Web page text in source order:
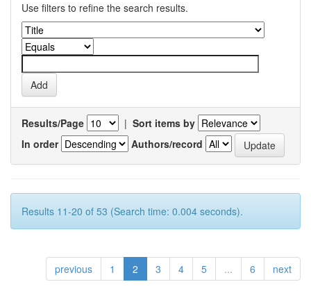
Use filters to refine the search results.
Results/Page | Sort items by
In order
Authors/record
Results 11-20 of 53 (Search time: 0.004 seconds).
previous 1 2 3 4 5 ... 6 next